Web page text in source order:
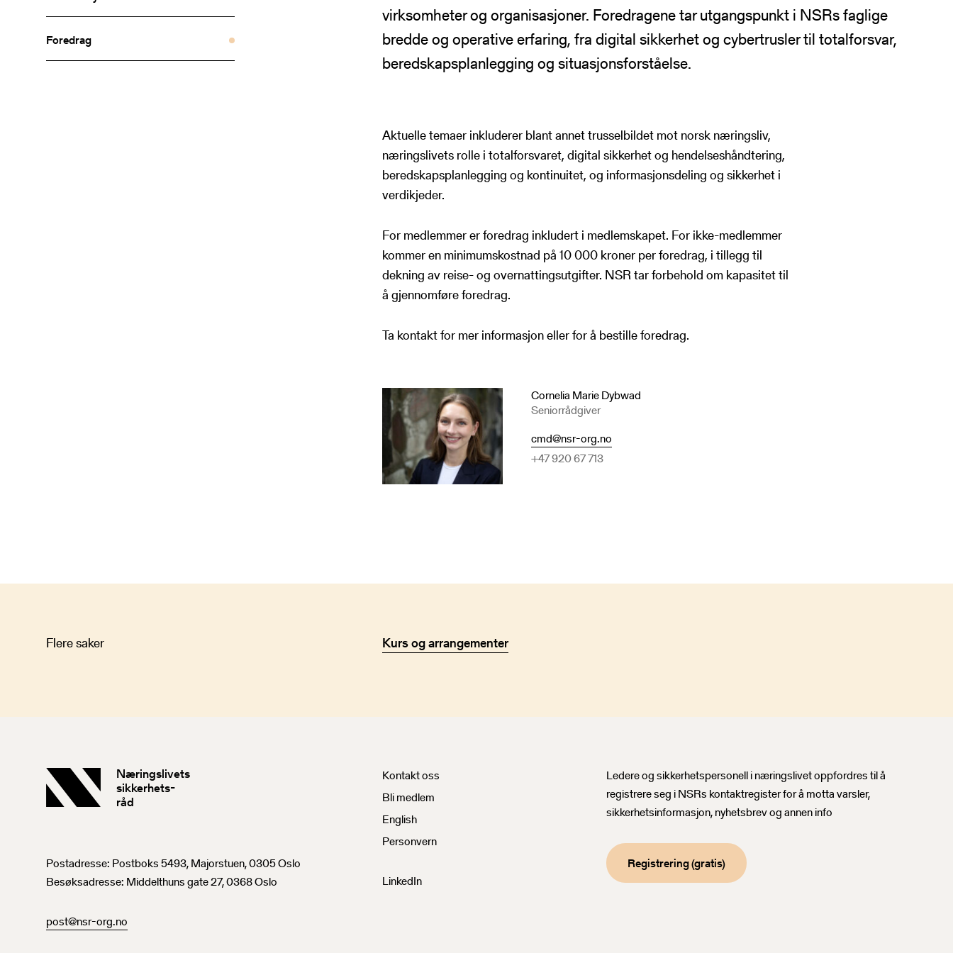
NSRs kontaktregister
Varde
Heimdall
Basun
Publikasjoner
Informasjonsdeling
NSR Strategi
Vedtekter
Ansatte
Kontakt oss
Bli medlem
NSR Beredskap
Foredrag
virksomheter og organisasjoner. Foredragene tar utgangspunkt i NSRs faglige
bredde og operative erfaring, fra digital sikkerhet og cybertrusler til totalforsvar,
beredskapsplanlegging og situasjonsforståelse.
Aktuelle temaer inkluderer blant annet trusselbildet mot norsk næringsliv,
næringslivets rolle i totalforsvaret, digital sikkerhet og hendelseshåndtering,
beredskapsplanlegging og kontinuitet, og informasjonsdeling og sikkerhet i
verdikjeder.
For medlemmer er foredrag inkludert i medlemskapet. For ikke-medlemmer
kommer en minimumskostnad på 10 000 kroner per foredrag, i tillegg til
dekning av reise- og overnattingsutgifter. NSR tar forbehold om kapasitet til
å gjennomføre foredrag.
Ta kontakt for mer informasjon eller for å bestille foredrag.
Cornelia Marie Dybwad
Seniorrådgiver
cmd@nsr-org.no
+47 920 67 713
Flere saker Kurs og arrangementer
Næringslivets
sikkerhets-
råd
Postadresse: Postboks 5493, Majorstuen, 0305 Oslo
Besøksadresse: Middelthuns gate 27, 0368 Oslo
post@nsr-org.no
Kontakt oss
Bli medlem
English
Personvern
LinkedIn
Nyhetsbrev
Ledere og sikkerhetspersonell i næringslivet oppfordres til å
registrere seg i NSRs kontaktregister for å motta varsler,
sikkerhetsinformasjon, nyhetsbrev og annen info
Registrering (gratis)